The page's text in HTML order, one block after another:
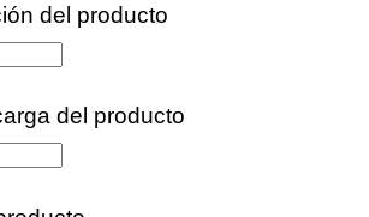
del producto
del producto